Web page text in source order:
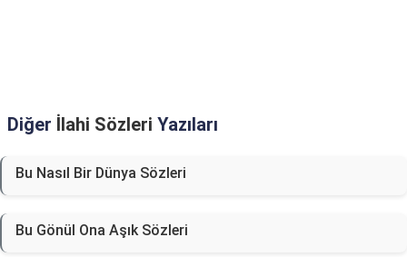
Diğer İlahi Sözleri Yazıları
Bu Nasıl Bir Dünya Sözleri
Bu Gönül Ona Aşık Sözleri